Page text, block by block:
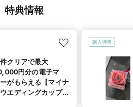
特典情報
クリアで最大
円分の電子マ
がもらえる【マイナ
エディングカップル
購入特典